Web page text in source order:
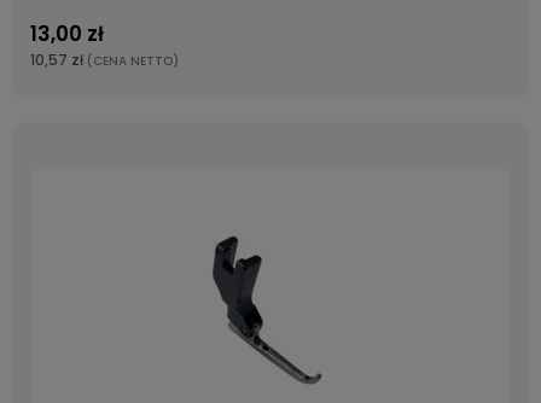
13,00 zł
10,57 zł (CENA NETTO)